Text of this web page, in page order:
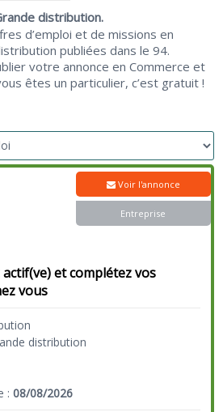
distribution.
d’emploi et de missions en
publiées dans le 94.
votre annonce en Commerce et
êtes un particulier, c’est gratuit !
actif(ve) et complétez vos
vous
distribution
:08/08/2026
Voir l'annonce
Entreprise